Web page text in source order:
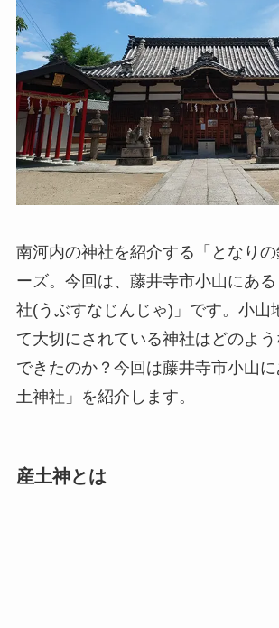
南河内の神社を紹介する「となりの
ーズ。今回は、藤井寺市小山にある
社(うぶすなじんじゃ)」 です。小山
て大切にされている神社はどのよ
できたのか？今回は藤井寺市小山
土神社」を紹介します。
産土神とは